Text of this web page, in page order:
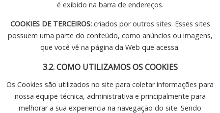
é exibido na barra de endereços.
COOKIES DE TERCEIROS:criados por outros sites. Esses sites
possuem uma parte do conteúdo, como anúncios ou imagens,
que você vê na página da Web que acessa.
3.2. COMO UTILIZAMOS OS COOKIES
Os Cookies são utilizados no site para coletar informações para
nossa equipe técnica, administrativa e principalmente para
melhorar a sua experiencia na navegação do site. Sendo